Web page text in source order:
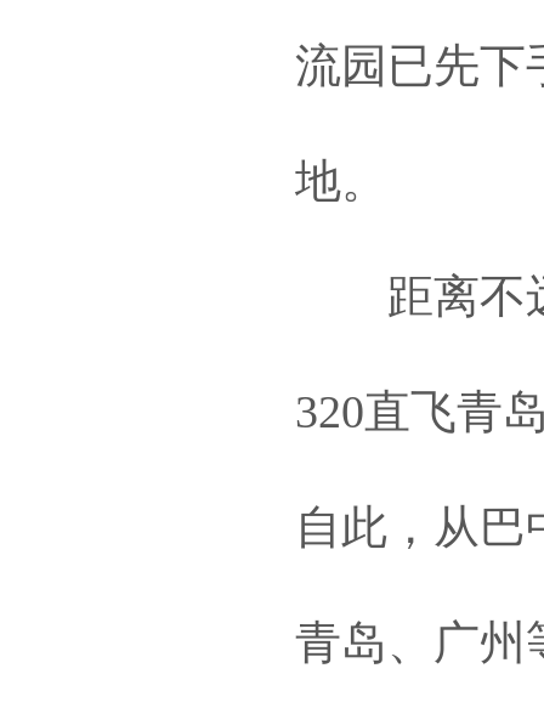
流园已先下
地。
距离不远
320直飞青
自此，从
青岛、广州